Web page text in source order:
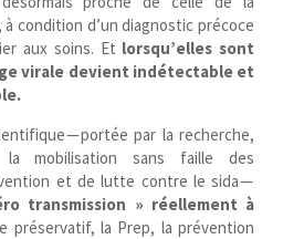
condition d’un diagnostic précoce
aux soins. Et lorsqu’elles sont
virale devient indétectable et
— portée par la recherche,
mobilisation sans faille des
et de lutte contre le sida —
transmission » réellement à
préservatif, la Prep, la prévention